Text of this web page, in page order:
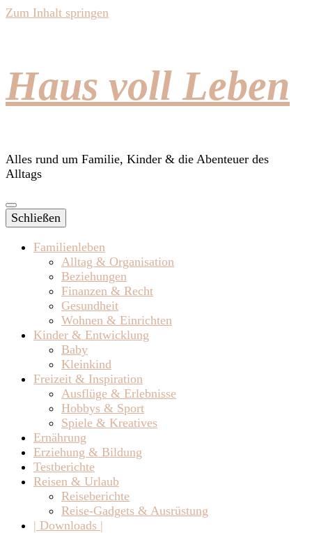
Zum Inhalt springen
Haus voll Leben
Alles rund um Familie, Kinder & die Abenteuer des
Alltags
Schließen
Familienleben
Alltag & Organisation
Beziehungen
Finanzen & Recht
Gesundheit
Wohnen & Einrichten
Kinder & Entwicklung
Baby
Kleinkind
Freizeit & Inspiration
Ausflüge & Erlebnisse
Hobbys & Sport
Spiele & Kreatives
Ernährung
Erziehung & Bildung
Testberichte
Reisen & Urlaub
Reiseberichte
Reise-Gadgets & Ausrüstung
| Downloads |